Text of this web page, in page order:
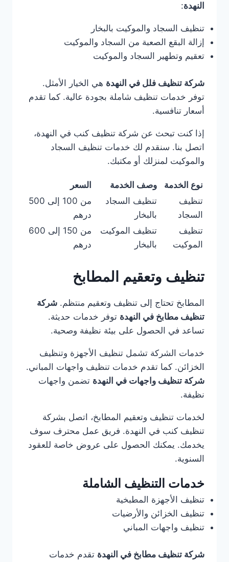
النهدة:
تنظيف السجاد والموكيت بالبخار
إزالة البقع الصعبة من السجاد والموكيت
تعقيم وتطهير السجاد والموكيت
شركة تنظيف فلل في النهدة هي الخيار الأمثل.
توفر خدمات تنظيف شاملة بجودة عالية. كما تقدم
أسعار تنافسية.
إذا كنت تبحث عن شركة تنظيف كنب في النهدة،
اتصل بنا. سنقدم لك خدمات تنظيف السجاد
والموكيت لمنزلك أو مكتبك.
نوع الخدمة وصف الخدمة
السعر
تنظيف
السجاد
تنظيف السجاد
بالبخار
من 100 إلى 500
درهم
تنظيف
الموكيت
تنظيف الموكيت
بالبخار
من 150 إلى 600
درهم
تنظيف وتعقيم المطابخ
المطابخ تحتاج إلى تنظيف وتعقيم منتظم. شركة
تنظيف مطابخ في النهدة توفر خدمات حديثة.
تساعد في الحصول على بيئة نظيفة وصحية.
خدمات الشركة تشمل تنظيف الأجهزة وتنظيف
الخزائن. كما تقدم خدمات تنظيف واجهات المباني.
شركة تنظيف واجهات في النهدة تضمن واجهات
نظيفة.
لخدمات تنظيف وتعقيم المطابخ، اتصل بشركة
تنظيف كنب في النهدة. فريق عمل محترف سوف
يخدمك. يمكنك الحصول على عروض خاصة للعقود
السنوية.
خدمات التنظيف الشاملة
تنظيف الأجهزة المطبخية
تنظيف الخزائن والأرضيات
تنظيف واجهات المباني
شركة تنظيف مطابخ في النهدة تقدم خدمات